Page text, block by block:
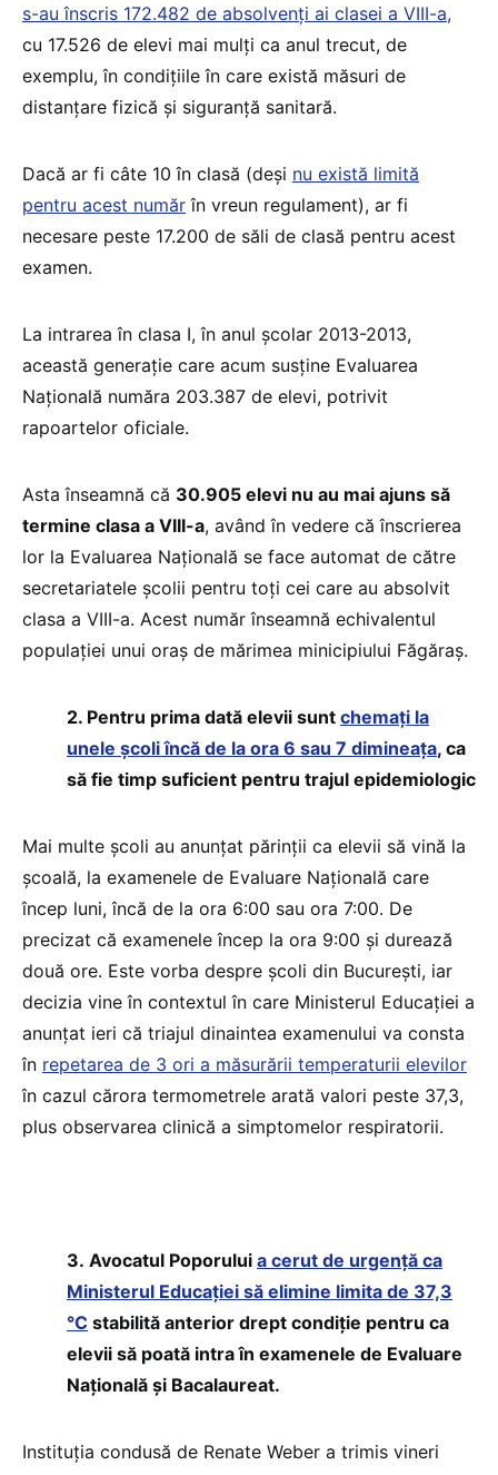
s-au înscris 172.482 de absolvenți ai clasei a VIII-a,
cu 17.526 de elevi mai mulți ca anul trecut, de
exemplu, în condițiile în care există măsuri de
distanțare fizică și siguranță sanitară.
Dacă ar fi câte 10 în clasă (deși nu există limită
pentru acest număr în vreun regulament), ar fi
necesare peste 17.200 de săli de clasă pentru acest
examen.
La intrarea în clasa I, în anul școlar 2013-2013,
această generație care acum susține Evaluarea
Națională număra 203.387 de elevi, potrivit
rapoartelor oficiale.
Asta înseamnă că 30.905 elevi nu au mai ajuns să
termine clasa a VIII-a, având în vedere că înscrierea
lor la Evaluarea Națională se face automat de către
secretariatele școlii pentru toți cei care au absolvit
clasa a VIII-a. Acest număr înseamnă echivalentul
populației unui oraș de mărimea minicipiului Făgăraș.
2. Pentru prima dată elevii sunt chemați la
unele școli încă de la ora 6 sau 7 dimineața, ca
să fie timp suficient pentru trajul epidemiologic
Mai multe școli au anunțat părinții ca elevii să vină la
școală, la examenele de Evaluare Națională care
încep luni, încă de la ora 6:00 sau ora 7:00. De
precizat că examenele încep la ora 9:00 și durează
două ore. Este vorba despre școli din București, iar
decizia vine în contextul în care Ministerul Educației a
anunțat ieri că triajul dinaintea examenului va consta
în repetarea de 3 ori a măsurării temperaturii elevilor
în cazul cărora termometrele arată valori peste 37,3,
plus observarea clinică a simptomelor respiratorii.
3. Avocatul Poporului a cerut de urgență ca
Ministerul Educației să elimine limita de 37,3
°C stabilită anterior drept condiție pentru ca
elevii să poată intra în examenele de Evaluare
Națională și Bacalaureat.
Instituția condusă de Renate Weber a trimis vineri